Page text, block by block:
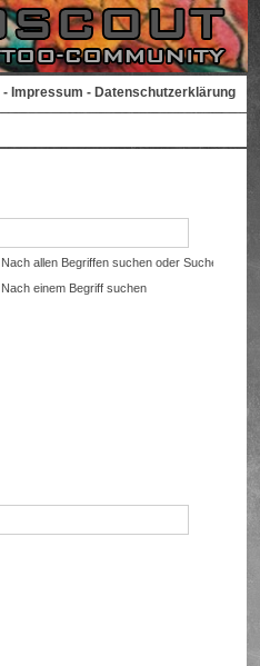
- Impressum - Datenschutzerklärung
Nach allen Begriffen suchen oder Suche wie
Nach einem Begriff suchen